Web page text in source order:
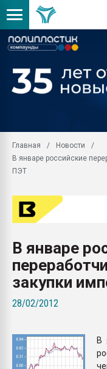
Главная
Новости
В январе российские
ПЭТ
В январе
закупки
28/02/2012
В